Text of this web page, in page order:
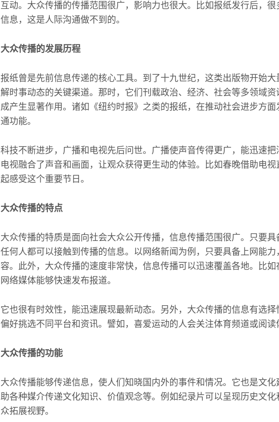
互动。大众传播的传播范围很广，影响力也很大。比如报纸发行后，很
信息，这是人际沟通做不到的。
大众传播的发展历程
报纸曾是先前信息传递的核心工具。到了十九世纪，这类出版物开始大
解时事动态的关键渠道。那时，它们刊载政治、经济、社会等多领域
成产生显著作用。诸如《纽约时报》之类的报纸，在推动社会进步方
通功能。
科技不断进步，广播和电视先后问世。广播使声音传得更广，能迅速把
电视融合了声音和画面，让观众获得更生动的体验。比如春晚借助电
起感受这个重要节日。
大众传播的特点
大众传播的特质是面向社会大众公开传播，信息传播范围很广。只要具
任何人都可以接触到传播的信息。以网络新闻为例，只要具备上网能力
容。此外，大众传播的速度非常快，信息传播可以迅速覆盖各地。比如
网络媒体能够快速发布报道。
它也很有时效性，能迅速展现最新动态。另外，大众传播的信息有选
偏好挑选不同平台和资讯。譬如，喜爱运动的人会关注体育频道或阅读
大众传播的功能
大众传播能够传递信息，使人们知晓国内外的事件和情况。它也是文
助各种媒介传递文化知识、价值观念等。例如纪录片可以呈现历史文
众拓展视野。